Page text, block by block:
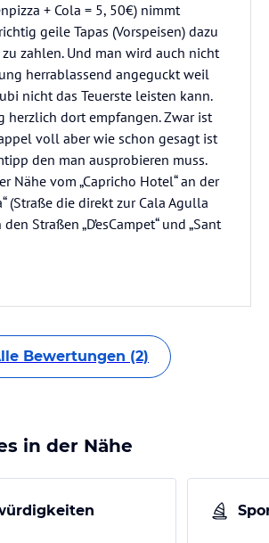
+ Cola = 5, 50€) nimmt
geile Tapas (Vorspeisen) dazu
zahlen. Und man wird auch nicht
herrablassend angeguckt weil
nicht das Teuerste leisten kann.
herzlich dort empfangen. Zwar ist
voll aber wie schon gesagt ist
den man ausprobieren muss.
Nähe vom „Capricho Hotel“ an der
(Straße die direkt zur Cala Agulla
Straßen „D’esCampet“ und „Sant
Bewertungen (2)
in der Nähe